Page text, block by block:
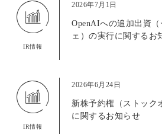
IR情報
2026年7月1日
OpenAIへの追加出資
ェ）の実行に関するお
IR情報
2026年6月24日
新株予約権（ストック
に関するお知らせ